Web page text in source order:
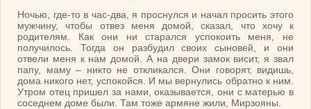
Ночью, где-то в час-два, я проснулся и начал просить этого
мужчину, чтобы отвез меня домой, сказал, что хочу к
родителям. Как они ни старался успокоить меня, не
получилось. Тогда он разбудил своих сыновей, и они
отвели меня к нам домой. А на двери замок висит, я звал
папу, маму – никто не откликался. Они говорят, видишь,
дома никого нет, успокойся. И мы вернулись обратно к ним.
Утром отец пришел за нами, оказывается, они с матерью в
соседнем доме были. Там тоже армяне жили, Мирзояны.